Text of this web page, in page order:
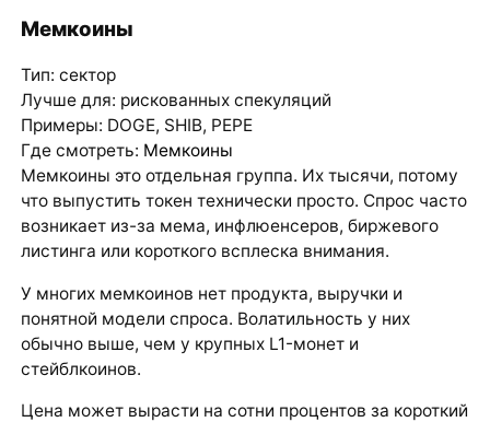
Мемкоины
Тип: сектор
Лучше для: рискованных спекуляций
Примеры: DOGE, SHIB, PEPE
Где смотреть: Мемкоины
Мемкоины это отдельная группа. Их тысячи, потому
что выпустить токен технически просто. Спрос часто
возникает из-за мема, инфлюенсеров, биржевого
листинга или короткого всплеска внимания.
У многих мемкоинов нет продукта, выручки и
понятной модели спроса. Волатильность у них
обычно выше, чем у крупных L1-монет и
стейблкоинов.
Цена может вырасти на сотни процентов за короткий